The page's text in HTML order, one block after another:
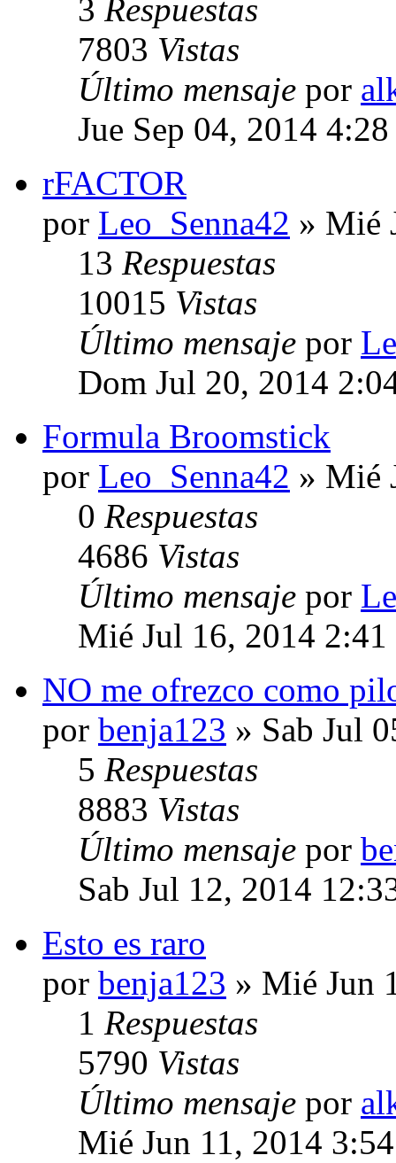
3 Respuestas
7803 Vistas
Último mensaje por
Jue Sep 04, 2014
rFACTOR
por Leo_Senna42 » Mié
13 Respuestas
10015 Vistas
Último mensaje por
Dom Jul 20, 2014
Formula Broomstick
por Leo_Senna42 » Mié
0 Respuestas
4686 Vistas
Último mensaje por
Mié Jul 16, 2014 2:41
NO me ofrezco como
por benja123 » Sab Jul
5 Respuestas
8883 Vistas
Último mensaje por
Sab Jul 12, 2014
Esto es raro
por benja123 » Mié Jun
1 Respuestas
5790 Vistas
Último mensaje por
Mié Jun 11, 2014